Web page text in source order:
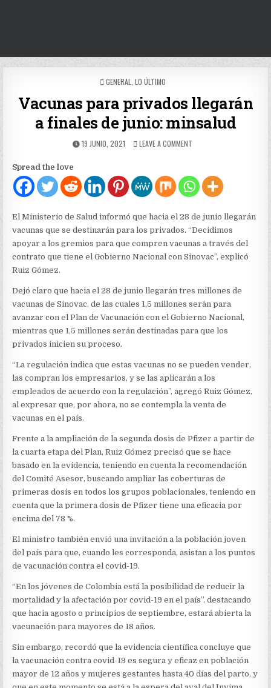
POSTED
GENERAL LO ÚLTIMO
Vacunas para privados llegarán
a finales de junio: minsalud
PUBLISHED
19 JUNIO, 2021 LEAVE A COMMENT
PRIVADOS
LLEGARÁN
A
DE
JUNIO:
MINSALUD
Spread the love
El Ministerio de Salud informó que hacia el 28 de junio llegarán
vacunas que se destinarán para los privados. “Decidimos
apoyar a los gremios para que compren vacunas a través del
contrato que tiene el Gobierno Nacional con Sinovac”, explicó
Ruiz Gómez.
Dejó claro que hacia el 28 de junio llegarán tres millones de
vacunas de Sinovac, de las cuales 1,5 millones serán para
avanzar con el Plan de Vacunación con el Gobierno Nacional,
mientras que 1,5 millones serán destinadas para que los
privados inicien su proceso.
“La regulación indica que estas vacunas no se pueden vender,
las compran los empresarios, y se las aplicarán a los
empleados de acuerdo con la regulación”, agregó Ruiz Gómez,
al expresar que, por ahora, no se contempla la venta de
vacunas en el país.
Frente a la ampliación de la segunda dosis de Pfizer a partir de
la cuarta etapa del Plan, Ruiz Gómez precisó que se hace
basado en la evidencia, teniendo en cuenta la recomendación
del Comité Asesor, buscando ampliar las coberturas de
primeras dosis en todos los grupos poblacionales, teniendo en
cuenta que la primera dosis de Pfizer tiene una eficacia por
encima del 78 %.
El ministro también envió una invitación a la población joven
del país para que, cuando les corresponda, asistan a los puntos
de vacunación contra el covid-19.
“En los jóvenes de Colombia está la posibilidad de reducir la
mortalidad y la afectación por covid-19 en el país”, destacando
que hacia agosto o principios de septiembre, estará abierta la
vacunación para mayores de 18 años.
Sin embargo, recordó que la evidencia científica concluye que
la vacunación contra covid-19 es segura y eficaz en población
mayor de 12 años y mujeres gestantes hasta 40 días del parto, y